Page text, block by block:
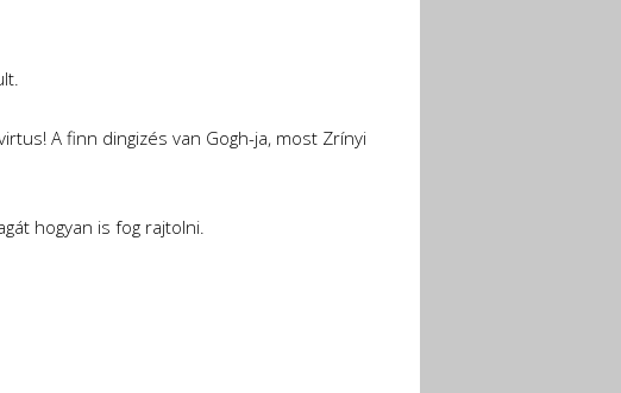
A finn dingizés van Gogh-ja, most Zrínyi
hogyan is fog rajtolni.